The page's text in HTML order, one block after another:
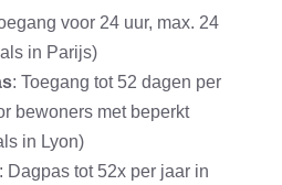
voor 24 uur, max. 24
in Parijs)
: Toegang tot 52 dagen per
bewoners met beperkt
in Lyon)
: Dagpas tot 52x per jaar in